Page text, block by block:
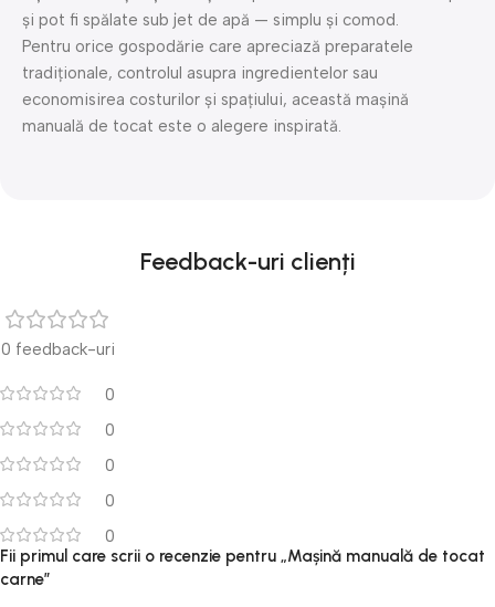
și pot fi spălate sub jet de apă — simplu și comod.
Pentru orice gospodărie care apreciază preparatele
tradiţionale, controlul asupra ingredientelor sau
economisirea costurilor și spațiului, această mașină
manuală de tocat este o alegere inspirată.
Feedback-uri clienți
0 feedback-uri
0
0
0
0
0
Fii primul care scrii o recenzie pentru „Mașină manuală de tocat
carne”